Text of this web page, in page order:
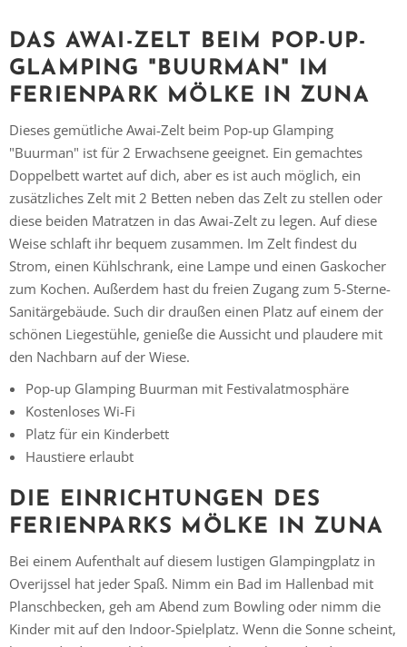
DAS AWAI-ZELT BEIM POP-UP-
GLAMPING "BUURMAN" IM
FERIENPARK MÖLKE IN ZUNA
Dieses gemütliche Awai-Zelt beim Pop-up Glamping
"Buurman" ist für 2 Erwachsene geeignet. Ein gemachtes
Doppelbett wartet auf dich, aber es ist auch möglich, ein
zusätzliches Zelt mit 2 Betten neben das Zelt zu stellen oder
diese beiden Matratzen in das Awai-Zelt zu legen. Auf diese
Weise schlaft ihr bequem zusammen. Im Zelt findest du
Strom, einen Kühlschrank, eine Lampe und einen Gaskocher
zum Kochen. Außerdem hast du freien Zugang zum 5-Sterne-
Sanitärgebäude. Such dir draußen einen Platz auf einem der
schönen Liegestühle, genieße die Aussicht und plaudere mit
den Nachbarn auf der Wiese.
Pop-up Glamping Buurman mit Festivalatmosphäre
Kostenloses Wi-Fi
Platz für ein Kinderbett
Haustiere erlaubt
DIE EINRICHTUNGEN DES
FERIENPARKS MÖLKE IN ZUNA
Bei einem Aufenthalt auf diesem lustigen Glampingplatz in
Overijssel hat jeder Spaß. Nimm ein Bad im Hallenbad mit
Planschbecken, geh am Abend zum Bowling oder nimm die
Kinder mit auf den Indoor-Spielplatz. Wenn die Sonne scheint,